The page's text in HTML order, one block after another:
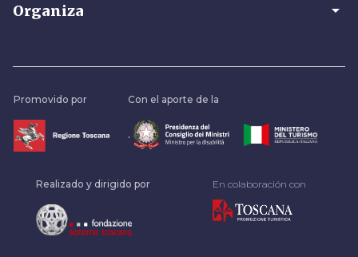
Organiza arrow_drop_down
Promovido por Con el aporte de la
.
Realizado y dirigido por En colaboración con